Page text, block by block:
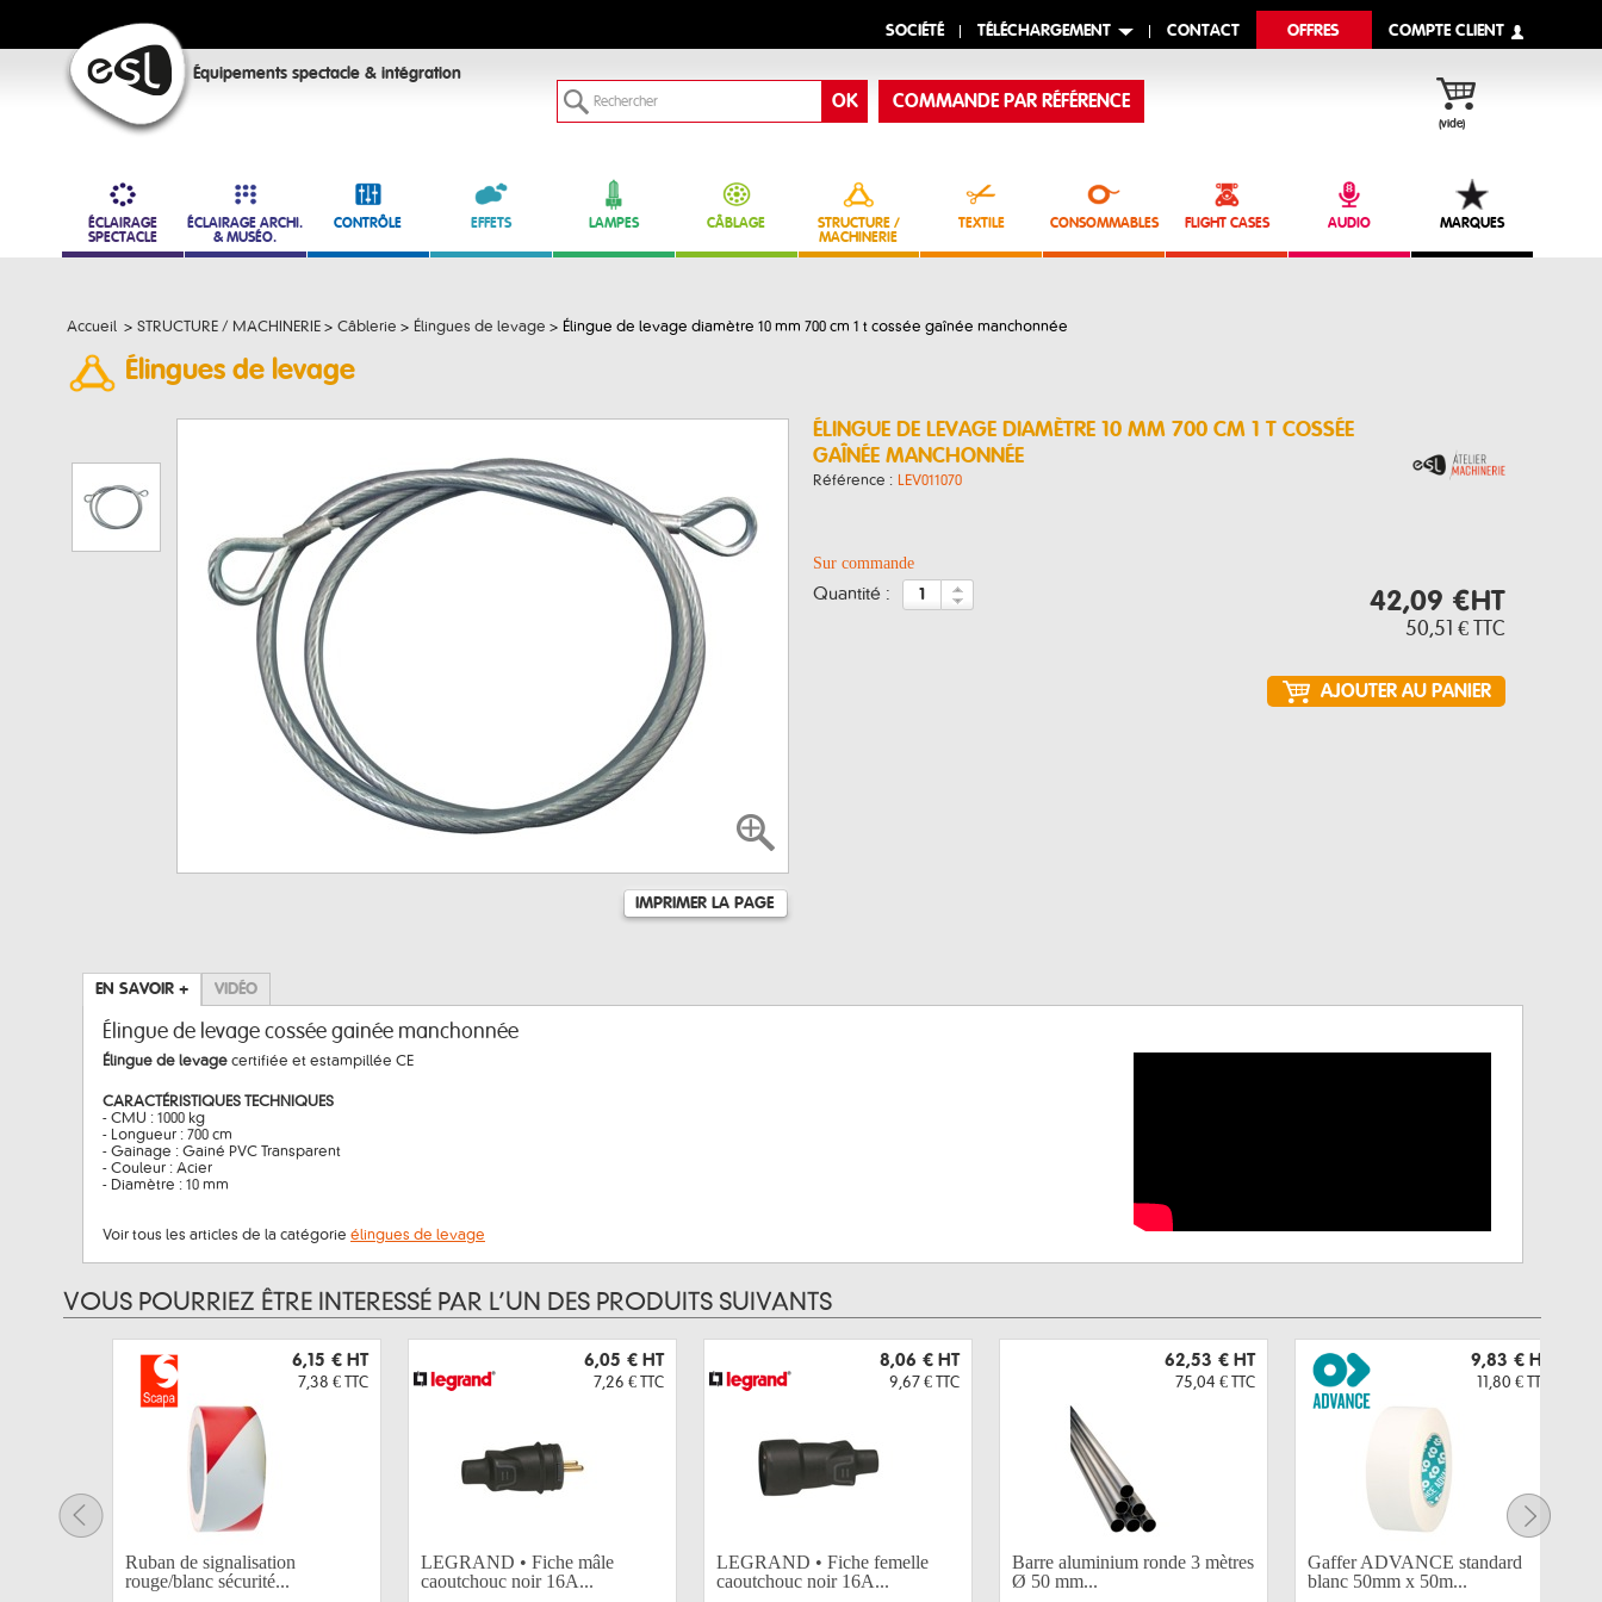
SOCIÉTÉ TÉLÉCHARGEMENT CONTACT OFFRES COMPTE CLIENT
Équipements spectacle & intégration
(vide)
COMMANDE PAR RÉFÉRENCE
ÉCLAIRAGE
SPECTACLE
ÉCLAIRAGE ARCHI.
& MUSÉO.
CONTRÔLE EFFETS LAMPES CÂBLAGE
STRUCTURE /
MACHINERIE
TEXTILE CONSOMMABLES FLIGHT CASES AUDIO MARQUES
Accueil > STRUCTURE / MACHINERIE > Câblerie > Élingues de levage > Élingue de levage diamètre 10 mm 700 cm 1 t cossée gaînée manchonnée
Élingues de levage
IMPRIMER LA PAGE
ÉLINGUE DE LEVAGE DIAMÈTRE 10 MM 700 CM 1 T COSSÉE
GAÎNÉE MANCHONNÉE
Référence : LEV011070
Sur commande
quantité : 42,09 €HT
50,51 € TTC
EN SAVOIR + VIDÉO
Élingue de levage cossée gainée manchonnée
Élingue de levage certifiée et estampillée CE
CARACTÉRISTIQUES TECHNIQUES
- CMU : 1000 kg
- Longueur : 700 cm
- Gainage : Gainé PVC Transparent
- Couleur : Acier
- Diamètre : 10 mm
Voir tous les articles de la catégorie élingues de levage
VOUS POURRIEZ ÊTRE INTERESSÉ PAR L’UN DES PRODUITS SUIVANTS
6,15 € HT
7,38 € TTC
Ruban de signalisation
rouge/blanc sécurité...
6,05 € HT
7,26 € TTC
LEGRAND • Fiche mâle
caoutchouc noir 16A...
8,06 € HT
9,67 € TTC
LEGRAND • Fiche femelle
caoutchouc noir 16A...
62,53 € HT
75,04 € TTC
Barre aluminium ronde 3 mètres
Ø 50 mm...
9,83 € HT
11,80 € TTC
Gaffer ADVANCE standard
blanc 50mm x 50m...